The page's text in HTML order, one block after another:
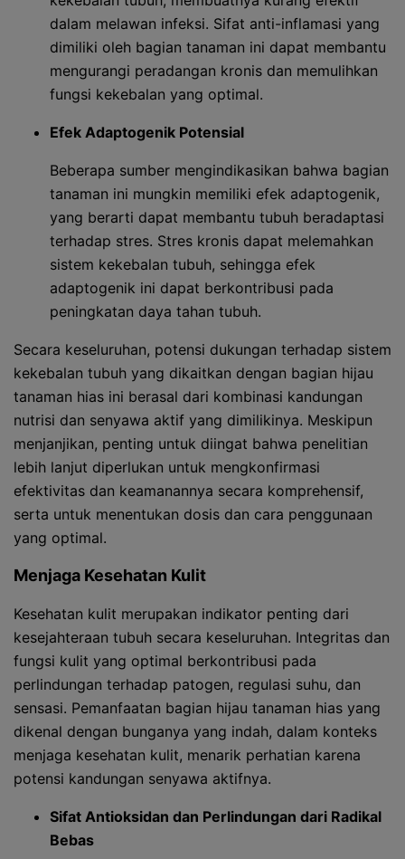
dalam melawan infeksi. Sifat anti-inflamasi yang
dimiliki oleh bagian tanaman ini dapat membantu
mengurangi peradangan kronis dan memulihkan
fungsi kekebalan yang optimal.
Efek Adaptogenik Potensial
Beberapa sumber mengindikasikan bahwa bagian
tanaman ini mungkin memiliki efek adaptogenik,
yang berarti dapat membantu tubuh beradaptasi
terhadap stres. Stres kronis dapat melemahkan
sistem kekebalan tubuh, sehingga efek
adaptogenik ini dapat berkontribusi pada
peningkatan daya tahan tubuh.
Secara keseluruhan, potensi dukungan terhadap sistem
kekebalan tubuh yang dikaitkan dengan bagian hijau
tanaman hias ini berasal dari kombinasi kandungan
nutrisi dan senyawa aktif yang dimilikinya. Meskipun
menjanjikan, penting untuk diingat bahwa penelitian
lebih lanjut diperlukan untuk mengkonfirmasi
efektivitas dan keamanannya secara komprehensif,
serta untuk menentukan dosis dan cara penggunaan
yang optimal.
Menjaga Kesehatan Kulit
Kesehatan kulit merupakan indikator penting dari
kesejahteraan tubuh secara keseluruhan. Integritas dan
fungsi kulit yang optimal berkontribusi pada
perlindungan terhadap patogen, regulasi suhu, dan
sensasi. Pemanfaatan bagian hijau tanaman hias yang
dikenal dengan bunganya yang indah, dalam konteks
menjaga kesehatan kulit, menarik perhatian karena
potensi kandungan senyawa aktifnya.
Sifat Antioksidan dan Perlindungan dari Radikal
Bebas